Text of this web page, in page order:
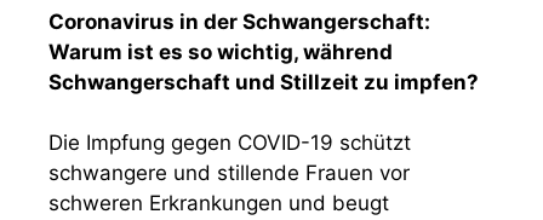
Coronavirus in der Schwangerschaft:
Warum ist es so wichtig, während
Schwangerschaft und Stillzeit zu impfen?
Die Impfung gegen COVID-19 schützt
schwangere und stillende Frauen vor
schweren Erkrankungen und beugt